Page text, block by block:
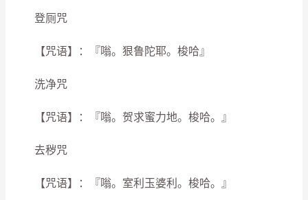
登厕咒
【咒语】：『嗡。狠鲁陀耶。梭哈』
洗净咒
【咒语】：『嗡。贺求蜜力地。梭哈。』
去秽咒
【咒语】：『嗡。室利玉婆利。梭哈。』